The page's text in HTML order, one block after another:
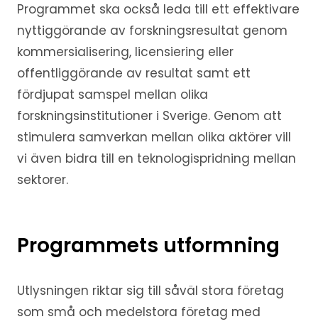
Programmet ska också leda till ett effektivare
nyttiggörande av forskningsresultat genom
kommersialisering, licensiering eller
offentliggörande av resultat samt ett
fördjupat samspel mellan olika
forskningsinstitutioner i Sverige. Genom att
stimulera samverkan mellan olika aktörer vill
vi även bidra till en teknologispridning mellan
sektorer.
Programmets utformning
Utlysningen riktar sig till såväl stora företag
som små och medelstora företag med